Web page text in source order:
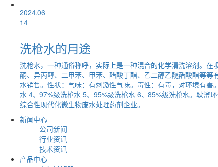
2024.06
14
洗枪水的用途
洗枪水，一种通俗称呼，实际上是一种混合的化学清洗溶剂。
酮、异丙醇、二甲苯、甲苯、醋酸丁酯、乙二醇乙醚醋酸酯等
水销售。性状：气味：有刺激性气味。毒性：有毒，对环境有
水 4、97%级洗枪水 5、95%级洗枪水 6、85%级洗枪水。耿澄
综合性现代化微生物废水处理药剂企业。
新闻中心
公司新闻
行业资讯
技术资讯
产品中心